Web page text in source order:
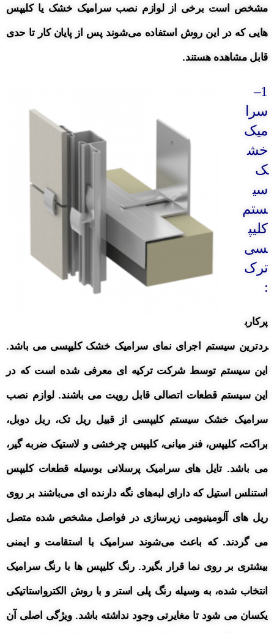
مشخص است برخی از لوازم نصب سرامیک خشک یا کلیپس
هایی که در این روش استفاده می‌شوند پس از پایان کار تا حدی
قابل مشاهده هستند.
1
–
سرا
میک
خش
ک
سی
ستم
کلیپ
سی
ترک
:
پرکارب
ردترین سیستم اجرای نمای سرامیک خشک کلیپسی می باشد.
این سیستم توسط شرکت ترکیه ای معرفی شده است که در
این سیستم قطعات اتصالی قابل رویت می باشند. لوازم نصب
سرامیک خشک سیستم کلیپسی از قبیل ریل تک،ریل دوبل،
براکت، کلیپس، فنر میانی، کلیپس چرخشی و لاستیک ضربه گیر،
می باشد. تایل های سرامیک پرسلانی بوسیله قطعات کلیپس
استنلس استیل که دارای لبه‌های نگه دارنده ای می‌باشند بر روی
ریل های آلومینیومی زیرسازی در فواصل مشخص شده متصل
می گردند. که باعث می‌شوند سرامیک با استقامت و ایمنی
بیشتری بر روی نما قرار بگیرد. رنگ کلیپس ها با رنگ سرامیک
انتخاب شده، به وسیله رنگ پلی استر و با روش الکترواستاتیکی
یکسان می شود تا مغایرتی وجود نداشته باشد. ویژگی اصلی آن